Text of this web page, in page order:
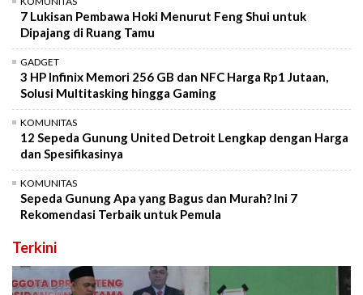
7 Lukisan Pembawa Hoki Menurut Feng Shui untuk
Dipajang di Ruang Tamu
GADGET
3 HP Infinix Memori 256 GB dan NFC Harga Rp1 Jutaan,
Solusi Multitasking hingga Gaming
KOMUNITAS
12 Sepeda Gunung United Detroit Lengkap dengan Harga
dan Spesifikasinya
KOMUNITAS
Sepeda Gunung Apa yang Bagus dan Murah? Ini 7
Rekomendasi Terbaik untuk Pemula
Terkini